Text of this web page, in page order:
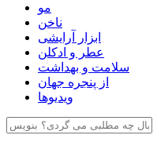
مو
ناخن
ابزار آرایشی
عطر و ادکلن
سلامت و بهداشت
از پنجره جهان
ویدیوها